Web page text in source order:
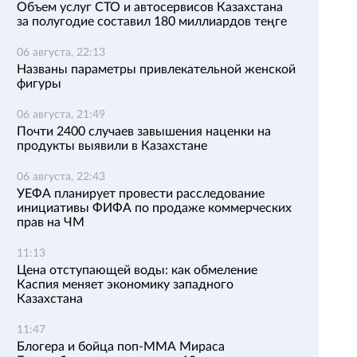
Объем услуг СТО и автосервисов Казахстана
за полугодие составил 180 миллиардов теңге
06 августа, 22:13
Названы параметры привлекательной женской
фигуры
06 августа, 21:49
Почти 2400 случаев завышения наценки на
продукты выявили в Казахстане
06 августа, 22:43
УЕФА планирует провести расследование
инициативы ФИФА по продаже коммерческих
прав на ЧМ
11:13
Цена отступающей воды: как обмеление
Каспия меняет экономику западного
Казахстана
11:47
Блогера и бойца поп-ММА Мираса